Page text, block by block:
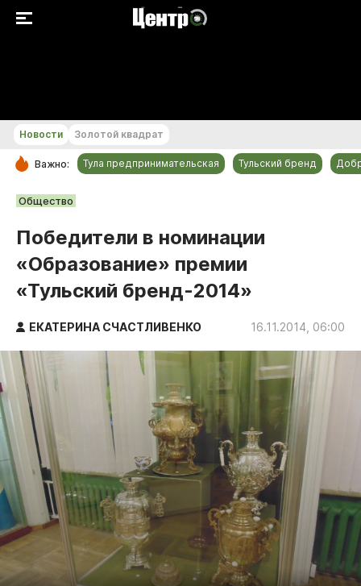
РУБРИКИ
Общество
Культура
Происшествия
Спорт
Тульский бренд
Тула предпринимательская
ДоброЦентр
Голодный шпион
Новости Золотой квадрат
Важно: Тула предпринимательская Тульский бренд
Общество
Победители в номинации
«Образование» премии
«Тульский бренд-2014»
ЕКАТЕРИНА СЧАСТЛИВЕНКО 16.11.2014, 06:00